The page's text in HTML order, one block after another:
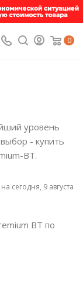
0
уровень
- купить
BT.
сегодня, 9 августа
BT по